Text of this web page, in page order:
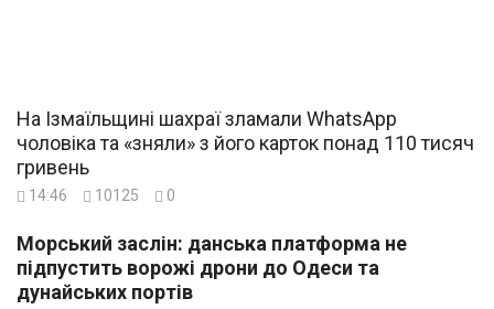
На Ізмаїльщині шахраї зламали WhatsApp
чоловіка та «зняли» з його карток понад 110 тисяч
гривень
14:46 10125 0
Морський заслін: данська платформа не
підпустить ворожі дрони до Одеси та
дунайських портів